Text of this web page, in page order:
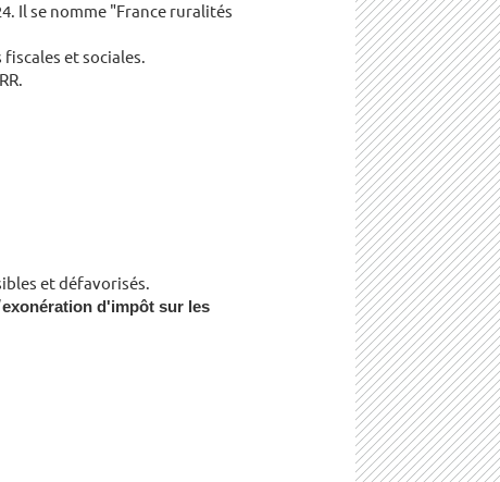
Il se nomme "France ruralités
et sociales.
et défavorisés.
exonération d'impôt sur les